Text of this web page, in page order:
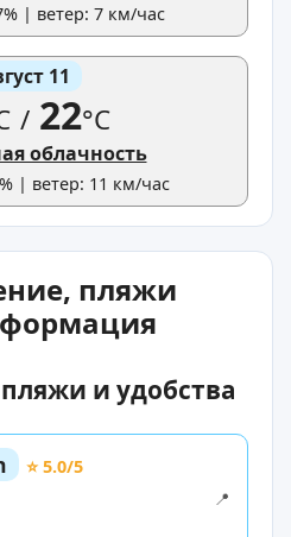
| ветер: 7 км/час
11
/ 22°C
облачность
| ветер: 11 км/час
пляжи
и удобства
⭐ 5.0/5
📍